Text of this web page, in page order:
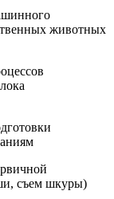
животных
съем шкуры)